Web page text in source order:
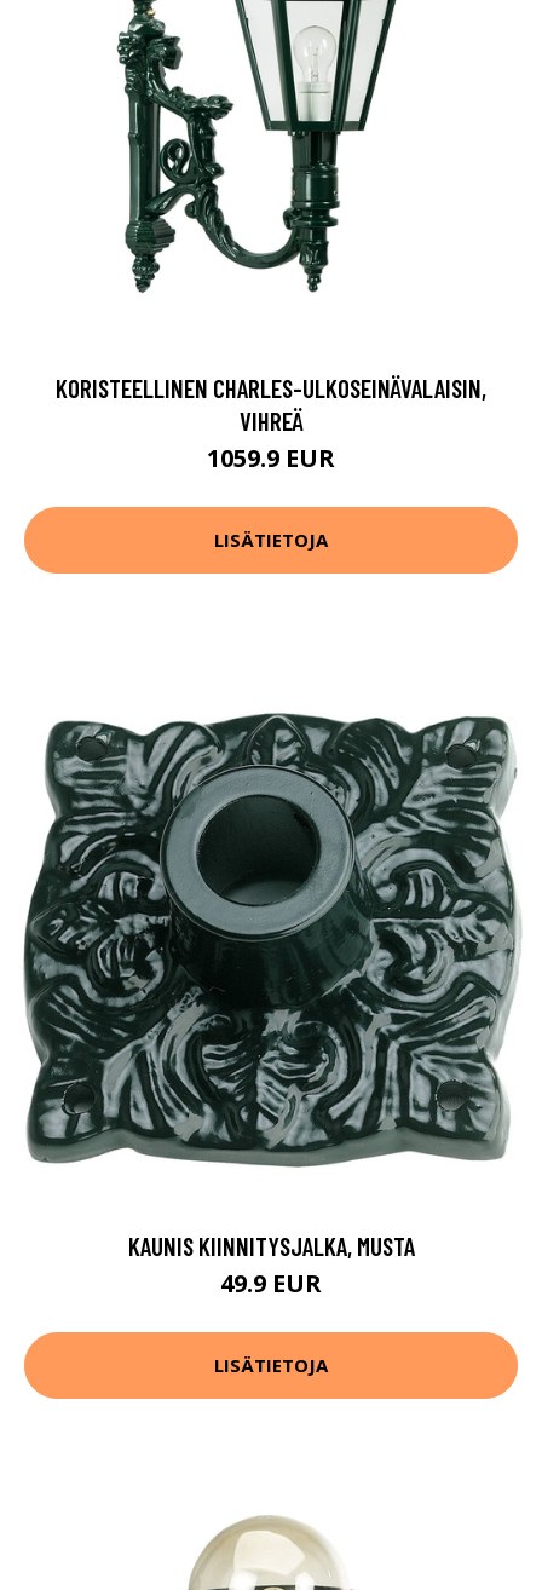
KORISTEELLINEN CHARLES-ULKOSEINÄVALAISIN,
VIHREÄ
1059.9 EUR
LISÄTIETOJA
KAUNIS KIINNITYSJALKA, MUSTA
49.9 EUR
LISÄTIETOJA